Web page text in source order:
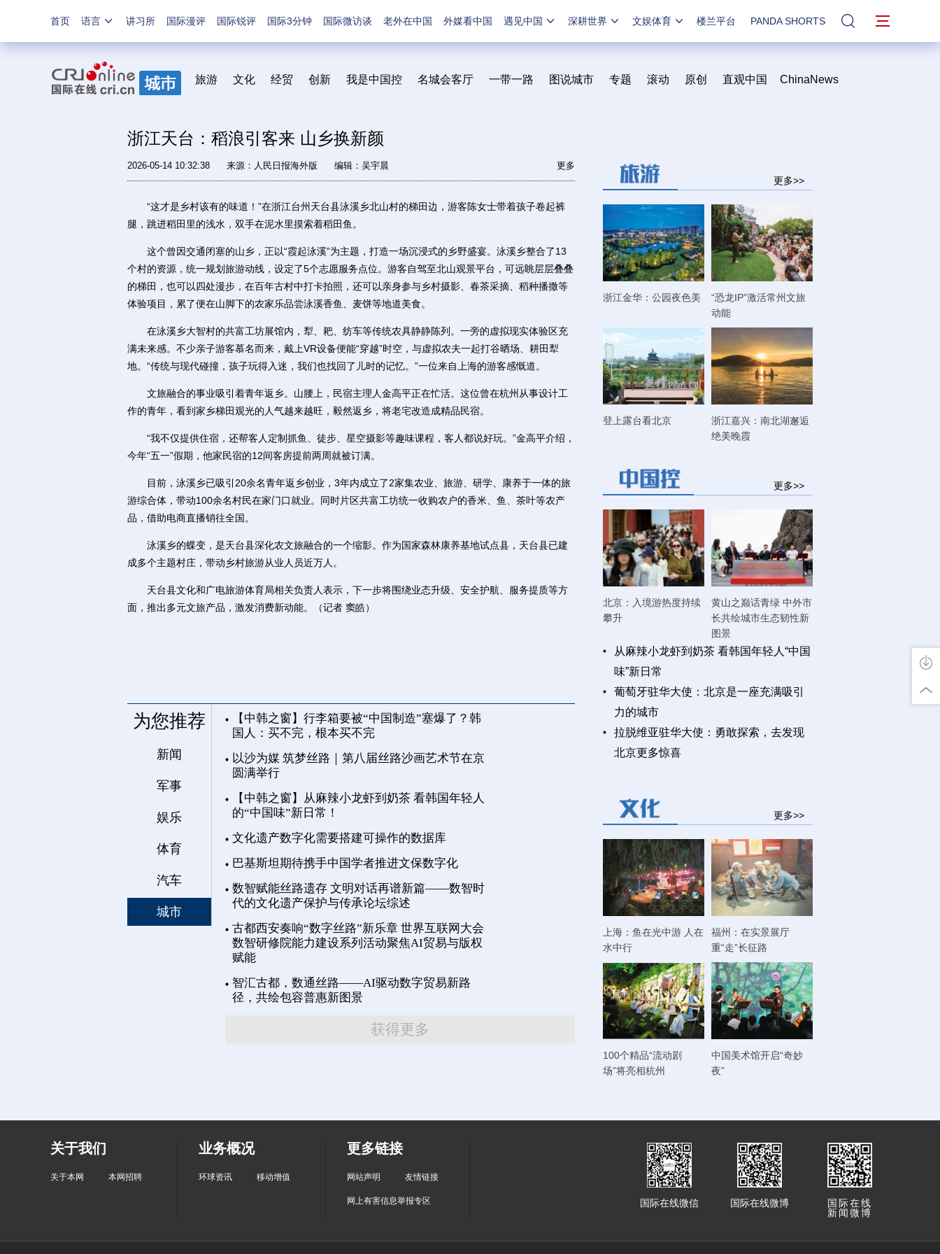
首页 语言 讲习所 国际漫评 国际锐评 国际3分钟 国际微访谈 老外在中国 外媒看中国 遇见中国 深耕世界 文娱体育 楼兰平台 PANDA SHORTS 站内搜索
旅游 文化 经贸 创新 我是中国控 名城会客厅 一带一路 图说城市 专题 滚动 原创 直观中国 ChinaNews
浙江天台：稻浪引客来 山乡换新颜
2026-05-14 10:32:38 来源： 人民日报海外版 编辑：吴宇晨 更多
“这才是乡村该有的味道！”在浙江台州天台县泳溪乡北山村的梯田边，游客陈女士带着孩子卷起裤
腿，跳进稻田里的浅水，双手在泥水里摸索着稻田鱼。
这个曾因交通闭塞的山乡，正以“霞起泳溪”为主题，打造一场沉浸式的乡野盛宴。泳溪乡整合了13
个村的资源，统一规划旅游动线，设定了5个志愿服务点位。游客自驾至北山观景平台，可远眺层层叠叠
的梯田，也可以四处漫步，在百年古村中打卡拍照，还可以亲身参与乡村摄影、春茶采摘、稻种播撒等
体验项目，累了便在山脚下的农家乐品尝泳溪香鱼、麦饼等地道美食。
在泳溪乡大智村的共富工坊展馆内，犁、耙、纺车等传统农具静静陈列。一旁的虚拟现实体验区充
满未来感。不少亲子游客慕名而来，戴上VR设备便能“穿越”时空，与虚拟农夫一起打谷晒场、耕田犁
地。“传统与现代碰撞，孩子玩得入迷，我们也找回了儿时的记忆。”一位来自上海的游客感慨道。
文旅融合的事业吸引着青年返乡。山腰上，民宿主理人金高平正在忙活。这位曾在杭州从事设计工
作的青年，看到家乡梯田观光的人气越来越旺，毅然返乡，将老宅改造成精品民宿。
“我不仅提供住宿，还帮客人定制抓鱼、徒步、星空摄影等趣味课程，客人都说好玩。”金高平介绍，
今年“五一”假期，他家民宿的12间客房提前两周就被订满。
目前，泳溪乡已吸引20余名青年返乡创业，3年内成立了2家集农业、旅游、研学、康养于一体的旅
游综合体，带动100余名村民在家门口就业。同时片区共富工坊统一收购农户的香米、鱼、茶叶等农产
品，借助电商直播销往全国。
泳溪乡的蝶变，是天台县深化农文旅融合的一个缩影。作为国家森林康养基地试点县，天台县已建
成多个主题村庄，带动乡村旅游从业人员近万人。
天台县文化和广电旅游体育局相关负责人表示，下一步将围绕业态升级、安全护航、服务提质等方
面，推出多元文旅产品，激发消费新动能。（记者 窦皓）
为您推荐
新闻
军事
娱乐
体育
汽车
城市
【中韩之窗】行李箱要被“中国制造”塞爆了？韩
国人：买不完，根本买不完
以沙为媒 筑梦丝路｜第八届丝路沙画艺术节在京
圆满举行
【中韩之窗】从麻辣小龙虾到奶茶 看韩国年轻人
的“中国味”新日常！
文化遗产数字化需要搭建可操作的数据库
巴基斯坦期待携手中国学者推进文保数字化
数智赋能丝路遗存 文明对话再谱新篇——数智时
代的文化遗产保护与传承论坛综述
古都西安奏响“数字丝路”新乐章 世界互联网大会
数智研修院能力建设系列活动聚焦AI贸易与版权
赋能
智汇古都，数通丝路——AI驱动数字贸易新路
径，共绘包容普惠新图景
获得更多
更多>>
浙江金华：公园夜色美
“恐龙IP”激活常州文旅
动能
登上露台看北京
浙江嘉兴：南北湖邂逅
绝美晚霞
更多>>
北京：入境游热度持续
攀升
黄山之巅话青绿 中外市
长共绘城市生态韧性新
图景
从麻辣小龙虾到奶茶 看韩国年轻人“中国
味”新日常
葡萄牙驻华大使：北京是一座充满吸引
力的城市
拉脱维亚驻华大使：勇敢探索，去发现
北京更多惊喜
更多>>
上海：鱼在光中游 人在
水中行
福州：在实景展厅
重“走”长征路
100个精品“流动剧
场”将亮相杭州
中国美术馆开启“奇妙
夜”
关于我们
关于本网 本网招聘
业务概况
环球资讯 移动增值
更多链接
网站声明 友情链接
网上有害信息举报专区
国际在线
新闻微博
国际在线微博
国际在线微信